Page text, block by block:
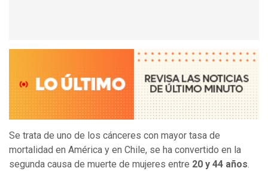
Se trata de uno de los cánceres con mayor tasa de
mortalidad en América y en Chile, se ha convertido en la
segunda causa de muerte de mujeres entre 20 y 44 años.